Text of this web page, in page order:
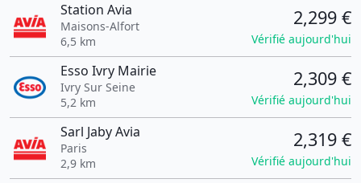
Station Avia
Maisons-Alfort
6,5 km
2,299 €
Vérifié aujourd'hui
Esso Ivry Mairie
Ivry Sur Seine
5,2 km
2,309 €
Vérifié aujourd'hui
Sarl Jaby Avia
Paris
2,9 km
2,319 €
Vérifié aujourd'hui